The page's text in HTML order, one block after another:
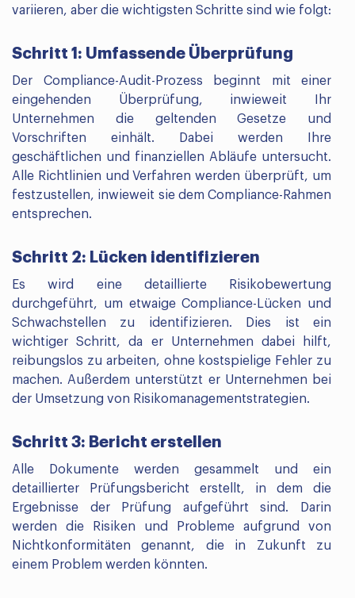
variieren, aber die wichtigsten Schritte sind wie folgt:
Schritt 1: Umfassende Überprüfung
Der Compliance-Audit-Prozess beginnt mit einer
eingehenden Überprüfung, inwieweit Ihr
Unternehmen die geltenden Gesetze und
Vorschriften einhält. Dabei werden Ihre
geschäftlichen und finanziellen Abläufe untersucht.
Alle Richtlinien und Verfahren werden überprüft, um
festzustellen, inwieweit sie dem Compliance-Rahmen
entsprechen.
Schritt 2: Lücken identifizieren
Es wird eine detaillierte Risikobewertung
durchgeführt, um etwaige Compliance-Lücken und
Schwachstellen zu identifizieren. Dies ist ein
wichtiger Schritt, da er Unternehmen dabei hilft,
reibungslos zu arbeiten, ohne kostspielige Fehler zu
machen. Außerdem unterstützt er Unternehmen bei
der Umsetzung von Risikomanagementstrategien.
Schritt 3: Bericht erstellen
Alle Dokumente werden gesammelt und ein
detaillierter Prüfungsbericht erstellt, in dem die
Ergebnisse der Prüfung aufgeführt sind. Darin
werden die Risiken und Probleme aufgrund von
Nichtkonformitäten genannt, die in Zukunft zu
einem Problem werden könnten.